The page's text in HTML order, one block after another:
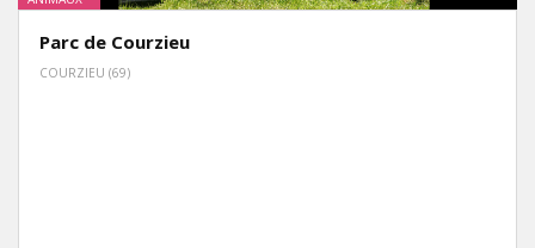
Parc de Courzieu
COURZIEU (69)